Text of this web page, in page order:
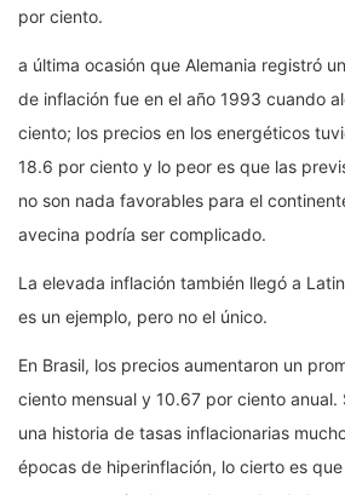
por ciento.
a última ocasión que Alemania registró
de inflación fue en el año 1993 cuando
ciento; los precios en los energéticos
18.6 por ciento y lo peor es que las
no son nada favorables para el
avecina podría ser complicado.
La elevada inflación también llegó a
es un ejemplo, pero no el único.
En Brasil, los precios aumentaron un
ciento mensual y 10.67 por ciento anual.
una historia de tasas inflacionarias
épocas de hiperinflación, lo cierto es